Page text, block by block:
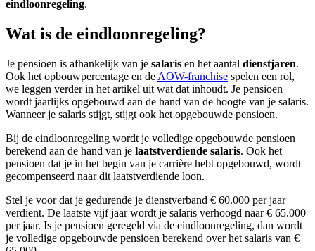
eindloonregeling.
Wat is de eindloonregeling?
Je pensioen is afhankelijk van je salaris en het aantal dienstjaren.
Ook het opbouwpercentage en de AOW-franchise spelen een rol,
we leggen verder in het artikel uit wat dat inhoudt. Je pensioen
wordt jaarlijks opgebouwd aan de hand van de hoogte van je salaris.
Wanneer je salaris stijgt, stijgt ook het opgebouwde pensioen.
Bij de eindloonregeling wordt je volledige opgebouwde pensioen
berekend aan de hand van je laatstverdiende salaris. Ook het
pensioen dat je in het begin van je carrière hebt opgebouwd, wordt
gecompenseerd naar dit laatstverdiende loon.
Stel je voor dat je gedurende je dienstverband € 60.000 per jaar
verdient. De laatste vijf jaar wordt je salaris verhoogd naar € 65.000
per jaar. Is je pensioen geregeld via de eindloonregeling, dan wordt
je volledige opgebouwde pensioen berekend over het salaris van €